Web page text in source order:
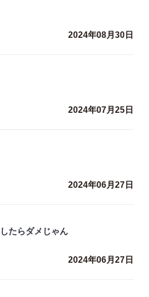
2024年08月30日
2024年07月25日
2024年06月27日
たらダメじゃん
2024年06月27日